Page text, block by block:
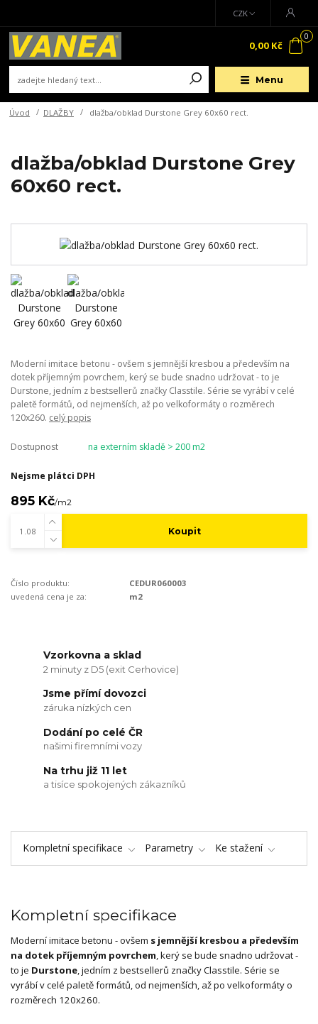
Menu
CZK
0
0,00 Kč
Úvod DLAŽBY dlažba/obklad Durstone Grey 60x60 rect.
dlažba/obklad Durstone Grey
60x60 rect.
Moderní imitace betonu - ovšem s jemnější kresbou a především na
dotek příjemným povrchem, kerý se bude snadno udržovat - to je
Durstone, jedním z bestsellerů značky Classtile. Série se vyrábí v celé
paletě formátů, od nejmenších, až po velkoformáty o rozměrech
120x260. celý popis
Dostupnost na externím skladě > 200 m2
Nejsme plátci DPH
895 Kč/m2
Koupit
Číslo produktu:
CEDUR060003
uvedená cena je za:
m2
Vzorkovna a sklad
2 minuty z D5 (exit Cerhovice)
Jsme přímí dovozci
záruka nízkých cen
Dodání po celé ČR
našimi firemními vozy
Na trhu již 11 let
a tisíce spokojených zákazníků
Kompletní specifikace Parametry Ke stažení
Kompletní specifikace
Moderní imitace betonu - ovšem s jemnější kresbou a především
na dotek příjemným povrchem, kerý se bude snadno udržovat -
to je Durstone, jedním z bestsellerů značky Classtile. Série se
vyrábí v celé paletě formátů, od nejmenších, až po velkoformáty o
rozměrech 120x260.